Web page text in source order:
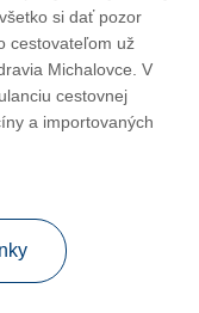
si dať pozor
cestovateľom už
Michalovce. V
cestovnej
a importovaných